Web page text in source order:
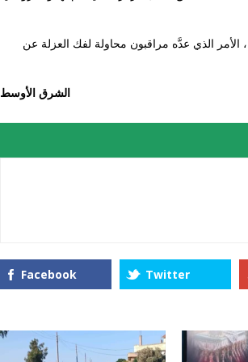
الذي عدَّه مراقبون محاولة لفك العزلة عن
الشرق الأوسط
Facebook Twitter